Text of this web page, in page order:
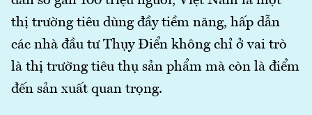
thị trường tiêu dùng đầy tiềm năng, hấp dẫn
các nhà đầu tư Thụy Điển không chỉ ở vai trò
là thị trường tiêu thụ sản phẩm mà còn là điểm
đến sản xuất quan trọng.